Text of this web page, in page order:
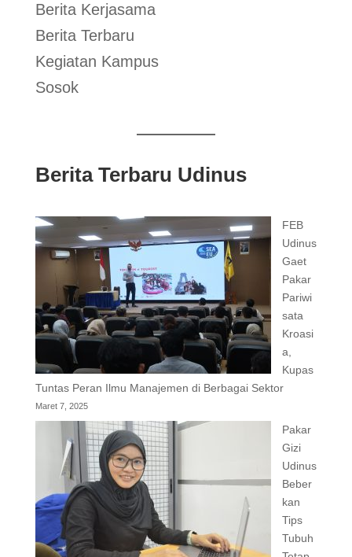
Berita Kerjasama
Berita Terbaru
Kegiatan Kampus
Sosok
Berita Terbaru Udinus
FEB
Udinus
Gaet
Pakar
Pariwi
sata
Kroasi
a,
Kupas
Tuntas Peran Ilmu Manajemen di Berbagai Sektor
Maret 7, 2025
Pakar
Gizi
Udinus
Beber
kan
Tips
Tubuh